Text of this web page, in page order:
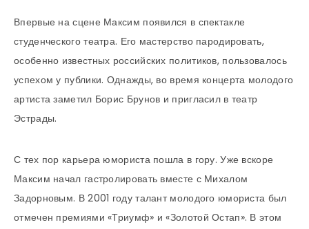
Впервые на сцене Максим появился в спектакле
студенческого театра. Его мастерство пародировать,
особенно известных российских политиков, пользовалось
успехом у публики. Однажды, во время концерта молодого
артиста заметил Борис Брунов и пригласил в театр
Эстрады.
С тех пор карьера юмориста пошла в гору. Уже вскоре
Максим начал гастролировать вместе с Михалом
Задорновым. В 2001 году талант молодого юмориста был
отмечен премиями «Триумф» и «Золотой Остап». В этом